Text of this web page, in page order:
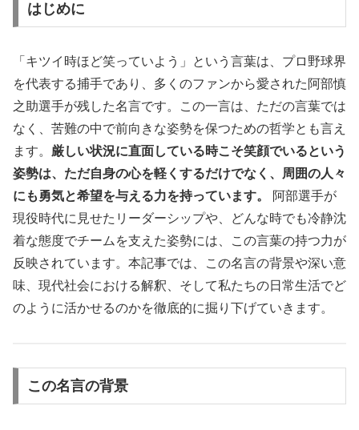
はじめに
「キツイ時ほど笑っていよう」という言葉は、プロ野球界
を代表する捕手であり、多くのファンから愛された阿部慎
之助選手が残した名言です。この一言は、ただの言葉では
なく、苦難の中で前向きな姿勢を保つための哲学とも言え
ます。 厳しい状況に直面している時こそ笑顔でいるという
姿勢は、ただ自身の心を軽くするだけでなく、周囲の人々
にも勇気と希望を与える力を持っています。
阿部選手が
現役時代に見せたリーダーシップや、どんな時でも冷静沈
着な態度でチームを支えた姿勢には、この言葉の持つ力が
反映されています。本記事では、この名言の背景や深い意
味、現代社会における解釈、そして私たちの日常生活でど
のように活かせるのかを徹底的に掘り下げていきます。
この名言の背景